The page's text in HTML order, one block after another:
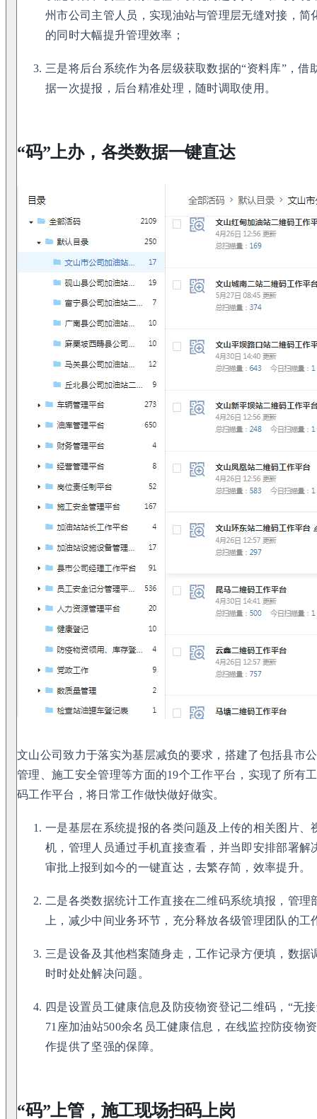
州市公司主管人员，实现油站与管理层无缝对接，
的同时大幅提升管理效率；
三是将后台系统作为各层级获取数据的“资料库”，借
据一次提报，后台精准处理，随时调取使用。
“码”上办，各类数据一键直达
文山公司致力于落实为基层减负的要求，搭建了包括县市
管理、施工安全管理等方面的19个工作平台，实现了所有
码工作平台，将日常工作做快做好做实。
一是基层在系统提报的各类问题及上传的相关图片、
机，管理人员通过手机直接查看，并当即安排部署
审批上报到如今的一键直达，去繁存简，效率提升。
二是各类数据统计工作直接在二维码系统填报，管理
上，减少中间业务环节，充分释放各级管理团队的工
三是设备及其他档案随身走，工作记录方便填，数
时时处处解决问题。
四是设置员工健康信息及防疫物资登记二维码，“无
71座加油站500余名员工健康信息，在线监控防疫物
作提供了坚强的保障。
“码”上管，施工现场扫码上岗